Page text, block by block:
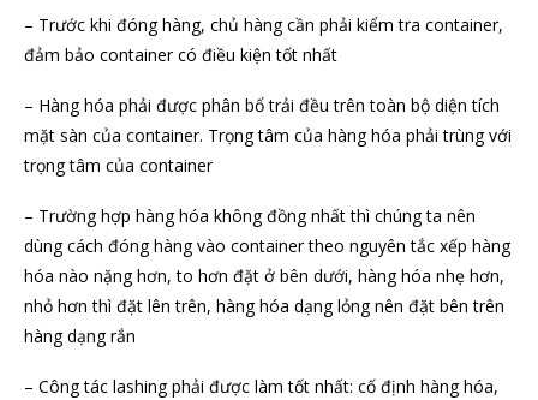
– Trước khi đóng hàng, chủ hàng cần phải kiểm tra container,
đảm bảo container có điều kiện tốt nhất
– Hàng hóa phải được phân bổ trải đều trên toàn bộ diện tích
mặt sàn của container. Trọng tâm của hàng hóa phải trùng với
trọng tâm của container
– Trường hợp hàng hóa không đồng nhất thì chúng ta nên
dùng cách đóng hàng vào container theo nguyên tắc xếp hàng
hóa nào nặng hơn, to hơn đặt ở bên dưới, hàng hóa nhẹ hơn,
nhỏ hơn thì đặt lên trên, hàng hóa dạng lỏng nên đặt bên trên
hàng dạng rắn
– Công tác lashing phải được làm tốt nhất: cố định hàng hóa,